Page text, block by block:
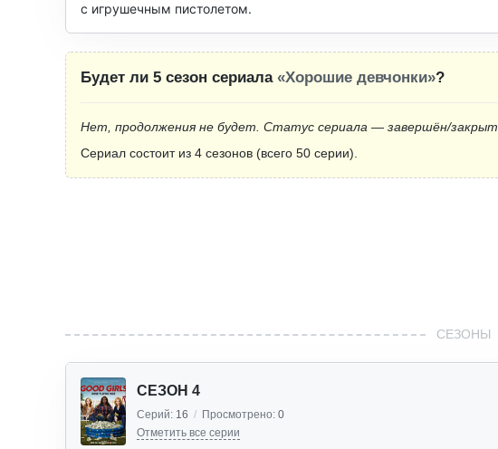
с игрушечным пистолетом.
Будет ли 5 сезон сериала «Хорошие девчонки»?
Нет, продолжения не будет. Статус сериала — завершён/закрыт.
Сериал состоит из 4 сезонов (всего 50 серии).
СЕЗОНЫ
СЕЗОН 4
Серий: 16 / Просмотрено: 0
Отметить все серии